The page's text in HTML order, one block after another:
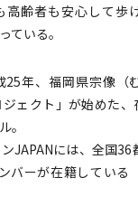
高齢者も安心して歩
ている。
25年、福岡県宗像（
ジェクト」が始めた
。
JAPANには、全国
バーが在籍している